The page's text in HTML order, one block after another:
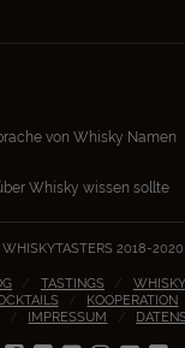
von Whisky Namen
Whisky wissen sollte
2018-2020
TASTINGS
KOOPERATION
IMPRESSUM